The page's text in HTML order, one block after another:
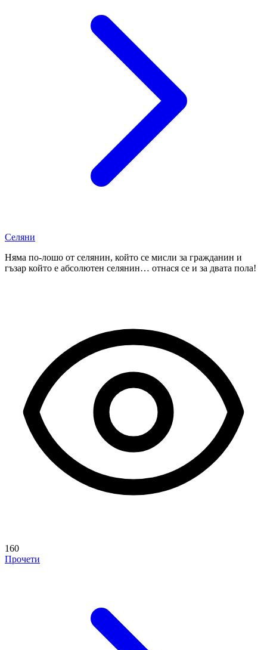
Селяни
Няма по-лошо от селянин, който се мисли за гражданин и
гъзар който е абсолютен селянин… отнася се и за двата пола!
160
Прочети